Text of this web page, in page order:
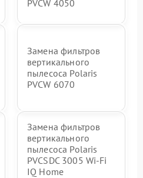
PVCW 4050
Замена фильтров
вертикального
пылесоса Polaris
PVCW 6070
Замена фильтров
вертикального
пылесоса Polaris
PVCSDC 3005 Wi-Fi
IQ Home